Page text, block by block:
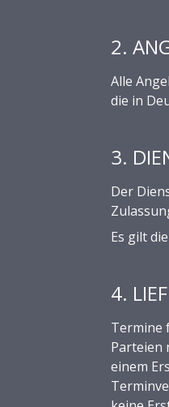
2.
Alle
die in
3.
Der
Es gilt
4.
Termine
Parteien
einem